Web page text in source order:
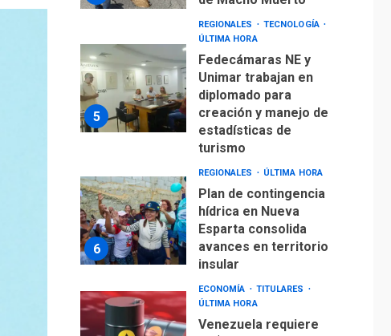
diplomado para
creación y manejo de
estadísticas de
turismo
ÚLTIMA HORA
Plan de contingencia
hídrica en Nueva
Esparta consolida
insular
TITULARES
ÚLTIMA HORA
Venezuela requiere
US$183.000 millones
para alcanzar 3
millones de bdp
REGIONALES ÚLTIMA HORA